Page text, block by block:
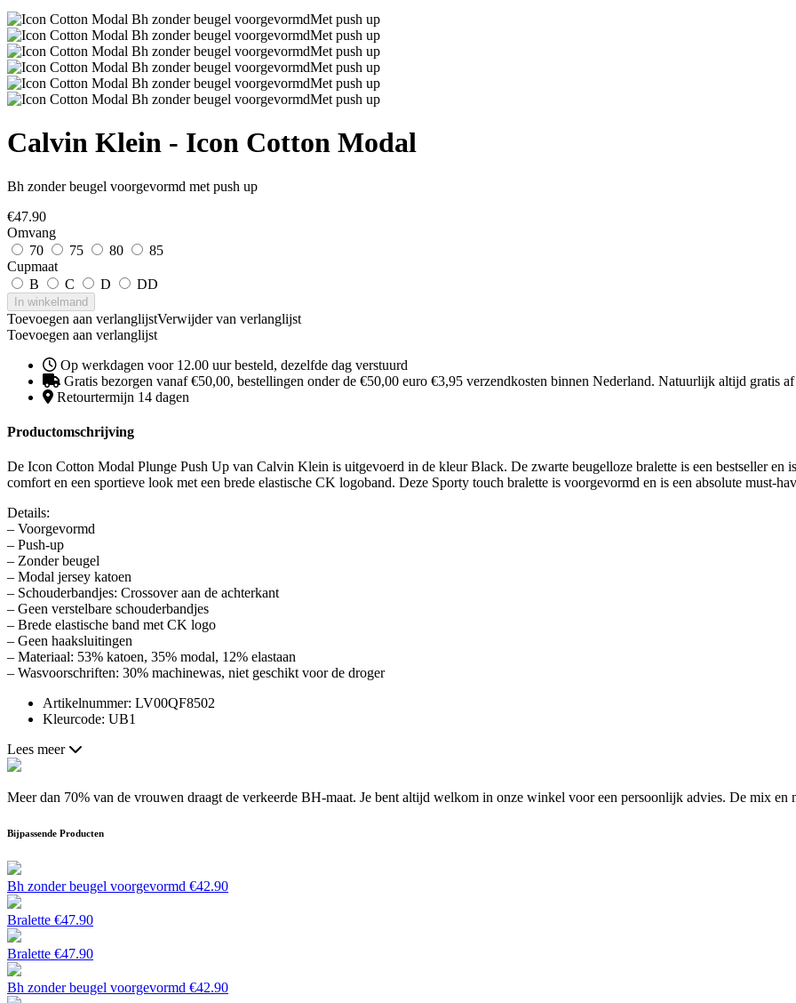
Calvin Klein - Icon Cotton Modal
Bh zonder beugel voorgevormd met push up
€47.90
Omvang
70
75 80
85
Cupmaat
B
C D DD
In winkelmand
Toevoegen aan verlanglijstVerwijder van verlanglijst
Toevoegen aan verlanglijst
Op werkdagen voor 12.00 uur besteld, dezelfde dag verstuurd
Gratis bezorgen vanaf €50,00, bestellingen onder de €50,00 euro €3,95 verzendkosten binnen Nederland. Natuurlijk altijd gratis
Retourtermijn 14 dagen
Productomschrijving
De Icon Cotton Modal Plunge Push Up van Calvin Klein is uitgevoerd in de kleur Black. De zwarte beugelloze bralette is een bestseller en
comfort en een sportieve look met een brede elastische CK logoband. Deze Sporty touch bralette is voorgevormd en is een absolute must-
Details:
– Voorgevormd
– Push-up
– Zonder beugel
– Modal jersey katoen
– Schouderbandjes: Crossover aan de achterkant
– Geen verstelbare schouderbandjes
– Brede elastische band met CK logo
– Geen haaksluitingen
– Materiaal: 53% katoen, 35% modal, 12% elastaan
– Wasvoorschriften: 30% machinewas, niet geschikt voor de droger
Artikelnummer: LV00QF8502
Kleurcode: UB1
Lees meer
Meer dan 70% van de vrouwen draagt de verkeerde BH-maat. Je bent altijd welkom in onze winkel voor een persoonlijk advies. De mix en
Bijpassende Producten
Bh zonder beugel voorgevormd €42.90
Bralette €47.90
Bralette €47.90
Bh zonder beugel voorgevormd €42.90